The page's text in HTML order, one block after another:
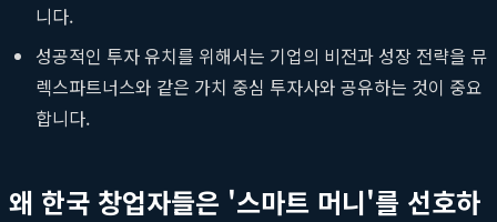
니다.
성공적인 투자 유치를 위해서는 기업의 비전과 성장 전략을 뮤
렉스파트너스와 같은 가치 중심 투자사와 공유하는 것이 중요
합니다.
왜 한국 창업자들은 '스마트 머니'를 선호하